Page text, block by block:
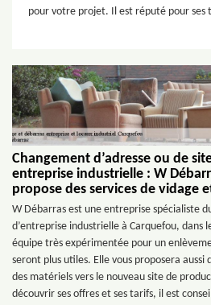
pour votre projet. Il est réputé pour ses
Changement d’adresse ou de
entreprise industrielle : W
propose des services de vidage
W Débarras est une entreprise spécialiste
d’entreprise industrielle à Carquefou, dans
équipe très expérimentée pour un
seront plus utiles. Elle vous proposera aussi
des matériels vers le nouveau site de
découvrir ses offres et ses tarifs, il est